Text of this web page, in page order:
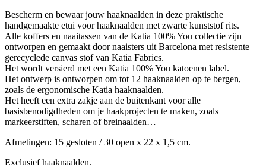
Bescherm en bewaar jouw haaknaalden in deze praktische
handgemaakte etui voor haaknaalden met zwarte kunststof rits.
Alle koffers en naaitassen van de Katia 100% You collectie zijn
ontworpen en gemaakt door naaisters uit Barcelona met resistente
gerecyclede canvas stof van Katia Fabrics.
Het wordt versierd met een Katia 100% You katoenen label.
Het ontwerp is ontworpen om tot 12 haaknaalden op te bergen,
zoals de ergonomische Katia haaknaalden.
Het heeft een extra zakje aan de buitenkant voor alle
basisbenodigdheden om je haakprojecten te maken, zoals
markeerstiften, scharen of breinaalden…
Afmetingen: 15 gesloten / 30 open x 22 x 1,5 cm.
Exclusief haaknaalden.